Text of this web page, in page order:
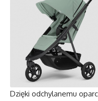
Dzięki odchylanemu